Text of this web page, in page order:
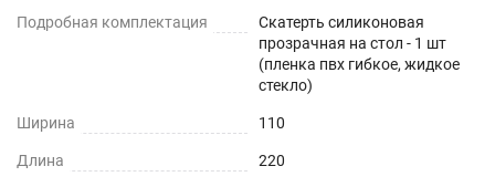
повреждений – сколы, вмятины, царапины.
Влагостойкость
Подробная комплектация
Скатерть силиконовая
прозрачная на стол - 1 шт
(пленка пвх гибкое, жидкое
стекло)
Ширина 110
Длина 220